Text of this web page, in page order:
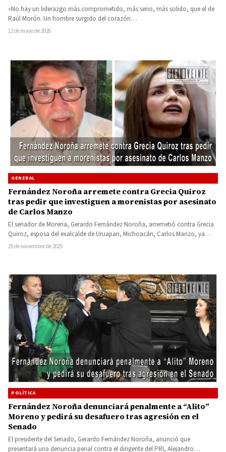
«No hay un liderazgo más comprometido, más serio, más solido, que el de
Raúl Morón. Un hombre surgido del corazón…
12 de mayo de 2026
GENERAL
Fernández Noroña arremete contra Grecia Quiroz
tras pedir que investiguen a morenistas por asesinato
de Carlos Manzo
El senador de Morena, Gerardo Fernández Noroña, arremetió contra Grecia
Quiroz, esposa del exalcalde de Uruapan, Michoacán, Carlos Manzo, ya…
25 de noviembre de 2025
POLÍTICA
Fernández Noroña denunciará penalmente a “Alito”
Moreno y pedirá su desafuero tras agresión en el
Senado
El presidente del Senado, Gerardo Fernández Noroña, anunció que
presentará una denuncia penal contra el dirigente del PRI, Alejandro